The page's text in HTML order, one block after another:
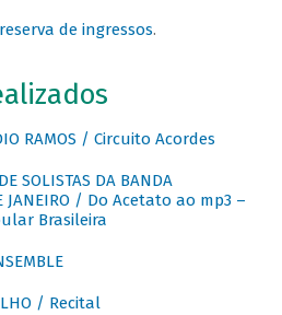
reserva de ingressos.
RAMOS / Circuito Acordes
SOLISTAS DA BANDA
JANEIRO / Do Acetato ao mp3 –
Brasileira
/ Recital